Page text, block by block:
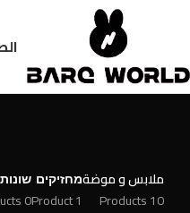
ملابس و موضة
10 Products
מחזיקים
1 Product
שונות
0 Products